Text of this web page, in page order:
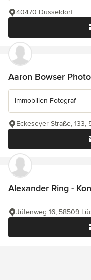
40470 Düsseldorf
Aaron Bowser
Immobilien Fotograf
Eckeseyer Straße, 133,
Alexander Ring -
Jütenweg 16, 58509